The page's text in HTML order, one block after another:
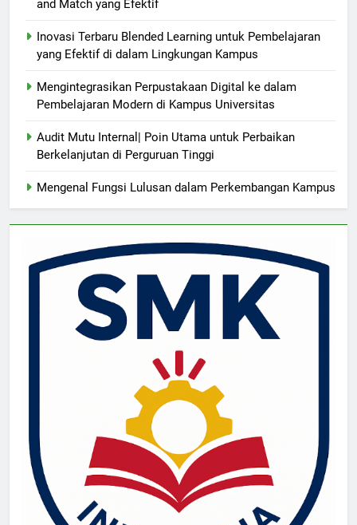
and Match yang Efektif
Inovasi Terbaru Blended Learning untuk Pembelajaran
yang Efektif di dalam Lingkungan Kampus
Mengintegrasikan Perpustakaan Digital ke dalam
Pembelajaran Modern di Kampus Universitas
Audit Mutu Internal| Poin Utama untuk Perbaikan
Berkelanjutan di Perguruan Tinggi
Mengenal Fungsi Lulusan dalam Perkembangan Kampus